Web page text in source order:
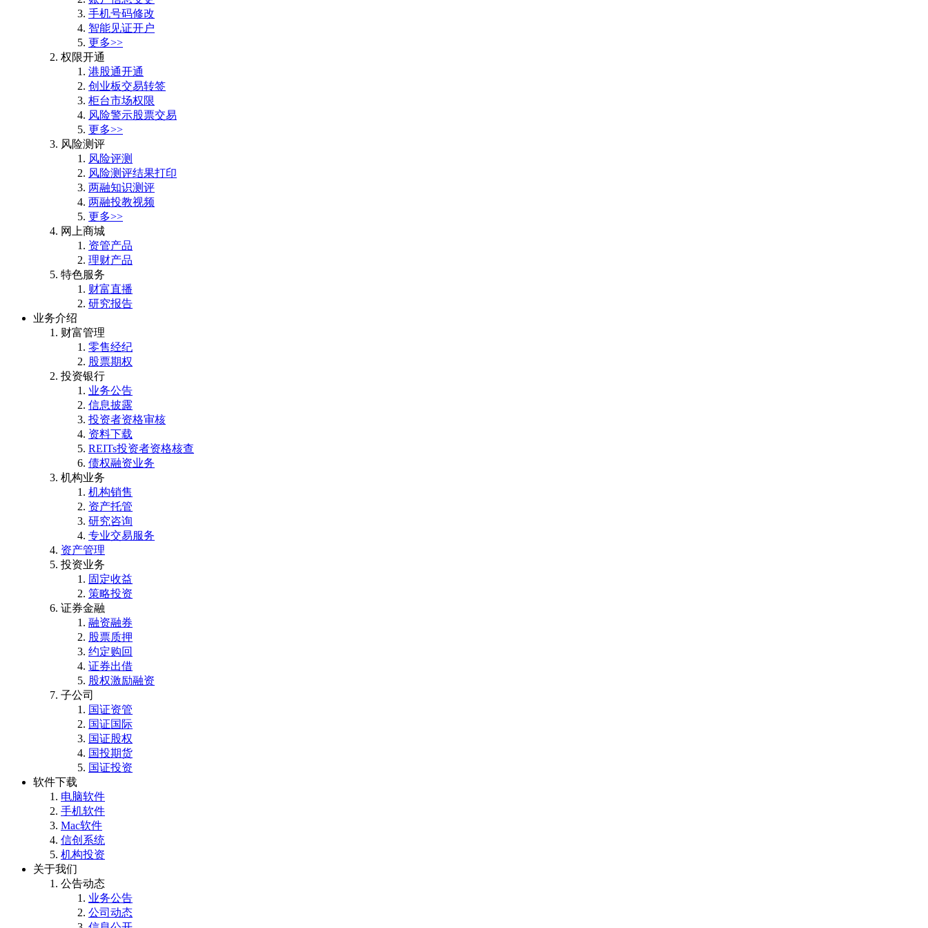
手机号码修改
智能见证开户
更多>>
权限开通
港股通开通
创业板交易转签
柜台市场权限
风险警示股票交易
更多>>
风险测评
风险评测
风险测评结果打印
两融知识测评
两融投教视频
更多>>
网上商城
资管产品
理财产品
特色服务
财富直播
研究报告
业务介绍
财富管理
零售经纪
股票期权
投资银行
业务公告
信息披露
投资者资格审核
资料下载
REITs投资者资格核查
债权融资业务
机构业务
机构销售
资产托管
研究咨询
专业交易服务
资产管理
投资业务
固定收益
策略投资
证券金融
融资融券
股票质押
约定购回
证券出借
股权激励融资
子公司
国证资管
国证国际
国证股权
国投期货
国证投资
软件下载
电脑软件
手机软件
Mac软件
信创系统
机构投资
关于我们
公告动态
业务公告
公司动态